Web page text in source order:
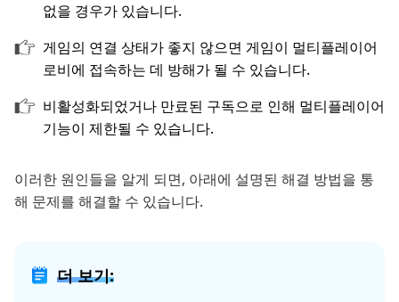
없을 경우가 있습니다.
게임의 연결 상태가 좋지 않으면 게임이 멀티플레이어
로비에 접속하는 데 방해가 될 수 있습니다.
비활성화되었거나 만료된 구독으로 인해 멀티플레이어
기능이 제한될 수 있습니다.
이러한 원인들을 알게 되면, 아래에 설명된 해결 방법을 통
해 문제를 해결할 수 있습니다.
더 보기: